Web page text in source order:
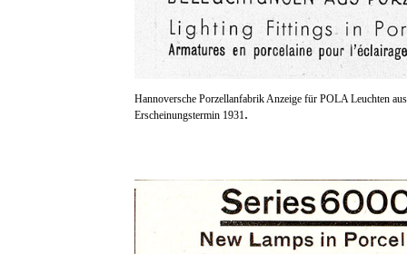
Hannoversche Porzellanfabrik Anzeige für POLA Leuchten
Erscheinungstermin 1931.